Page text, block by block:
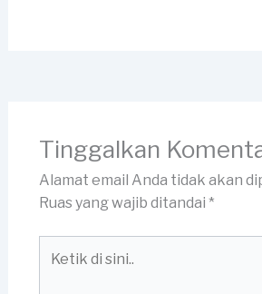
Tinggalkan
Alamat email Anda tidak akan
Ruas yang wajib ditandai *